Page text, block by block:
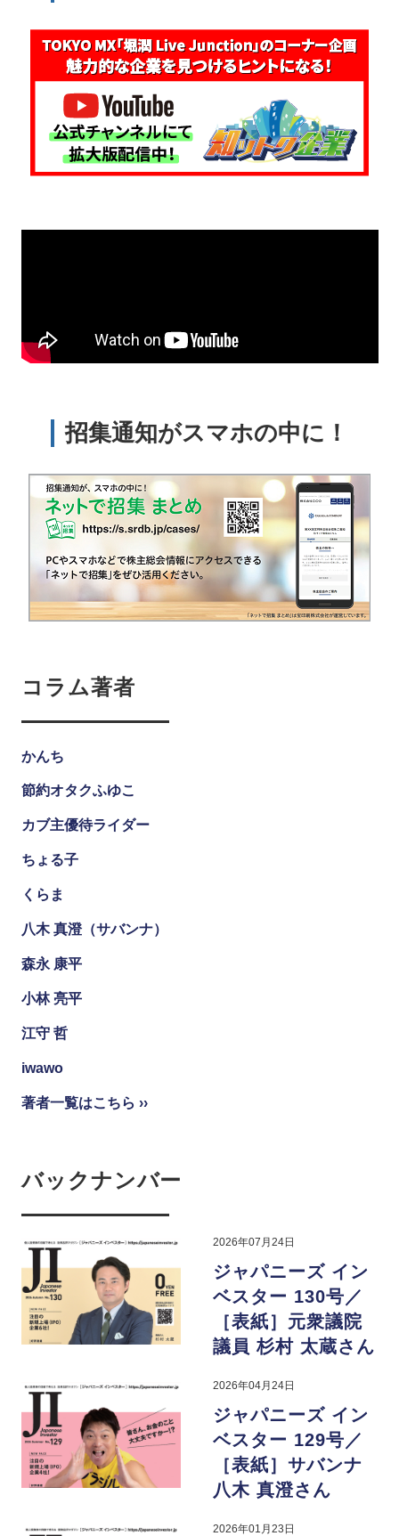
招集通知がスマホの中に！
コラム著者
かんち
節約オタクふゆこ
カブ主優待ライダー
ちょる子
くらま
八木 真澄（サバンナ）
森永 康平
小林 亮平
江守 哲
iwawo
著者一覧はこちら ››
バックナンバー
2026年07月24日
ジャパニーズ イン
ベスター 130号／
［表紙］元衆議院
議員 杉村 太蔵さん
2026年04月24日
ジャパニーズ イン
ベスター 129号／
［表紙］サバンナ
八木 真澄さん
2026年01月23日